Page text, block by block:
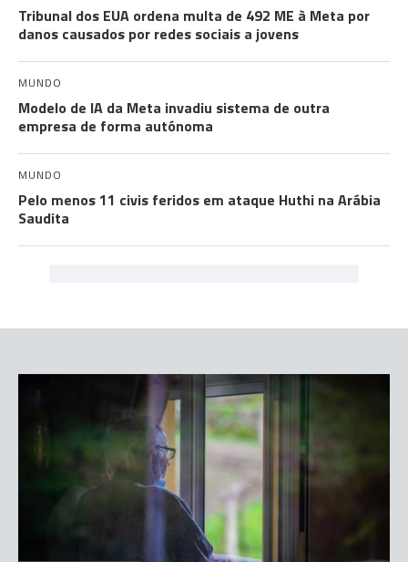
Tribunal dos EUA ordena multa de 492 ME à Meta por
danos causados por redes sociais a jovens
MUNDO
Modelo de IA da Meta invadiu sistema de outra
empresa de forma autónoma
MUNDO
Pelo menos 11 civis feridos em ataque Huthi na Arábia
Saudita